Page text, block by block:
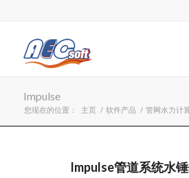
Impulse
您现在的位置： 主页 / 软件产品 / 管网水力计
Impulse管道系统水